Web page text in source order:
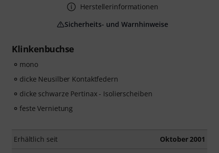
Klinkenbuchse
mono
dicke Neusilber Kontaktfedern
dicke schwarze Pertinax - Isolierscheiben
feste Vernietung
Erhältlich seit Oktober 2001
Herstellerinformationen
Sicherheits- und Warnhinweise